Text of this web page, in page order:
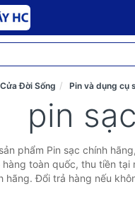
Đời Sống Pin và dụng cụ
pin sạc
phẩm Pin sạc chính
toàn quốc, thu tiền tại
hãng. Đổi trả hàng nếu